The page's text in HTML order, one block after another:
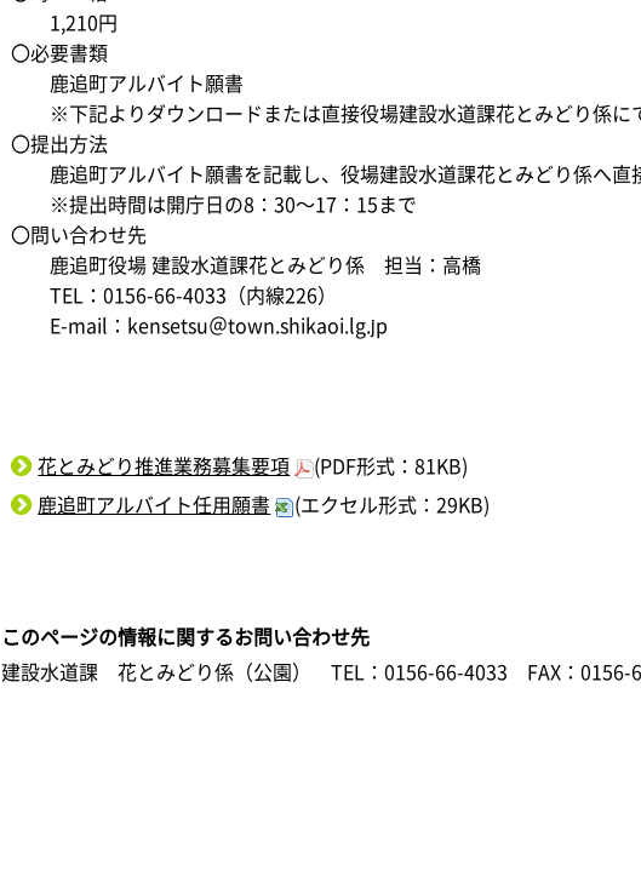
1,210円
〇必要書類
鹿追町アルバイト願書
※下記よりダウンロードまたは直接役場建設水道課花とみどり係に
〇提出方法
鹿追町アルバイト願書を記載し、役場建設水道課花とみどり係へ直
※提出時間は開庁日の8：30～17：15まで
〇問い合わせ先
鹿追町役場 建設水道課花とみどり係 担当：高橋
TEL：0156-66-4033（内線226）
E-mail：kensetsu＠town.shikaoi.lg.jp
花とみどり推進業務募集要項
(PDF形式：81KB)
鹿追町アルバイト任用願書
(エクセル形式：29KB)
このページの情報に関するお問い合わせ先
建設水道課 花とみどり係（公園）
TEL：0156-66-4033 FAX：0156-